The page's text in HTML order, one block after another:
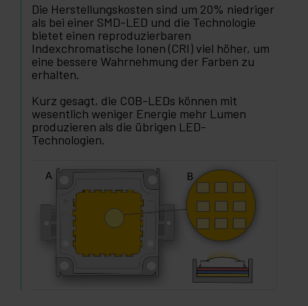
Die Herstellungskosten sind um 20% niedriger
als bei einer SMD-LED und die Technologie
bietet einen reproduzierbaren
Indexchromatische Ionen (CRI) viel höher, um
eine bessere Wahrnehmung der Farben zu
erhalten.
Kurz gesagt, die COB-LEDs können mit
wesentlich weniger Energie mehr Lumen
produzieren als die übrigen LED-
Technologien.